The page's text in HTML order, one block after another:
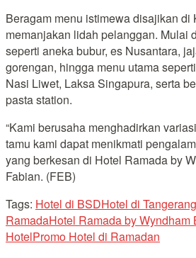
Beragam menu istimewa disajikan di
memanjakan lidah pelanggan. Mulai
seperti aneka bubur, es Nusantara,
gorengan, hingga menu utama
Nasi Liwet, Laksa Singapura, serta
pasta station.
“Kami berusaha menghadirkan
tamu kami dapat menikmati
yang berkesan di Hotel Ramada by
Fabian. (FEB)
Tags: Hotel di BSDHotel di Tangerang
RamadaHotel Ramada by Wyndham
HotelPromo Hotel di Ramadan